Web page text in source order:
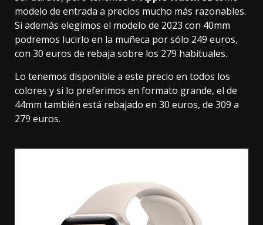
modelo de entrada a precios mucho más razonables.
Si además elegimos el modelo de 2023 con 40mm
podremos lucirlo en la muñeca por sólo 249 euros,
con 30 euros de rebaja sobre los 279 habituales.
Lo tenemos disponible a este precio en todos los
colores y si lo preferimos en formato grande, el de
44mm también está rebajado en 30 euros, de 309 a
279 euros.